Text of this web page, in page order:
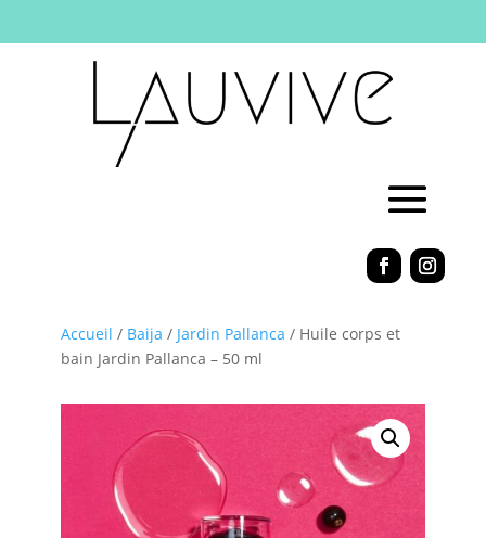
Accueil / Baija / Jardin Pallanca / Huile corps et
bain Jardin Pallanca – 50 ml